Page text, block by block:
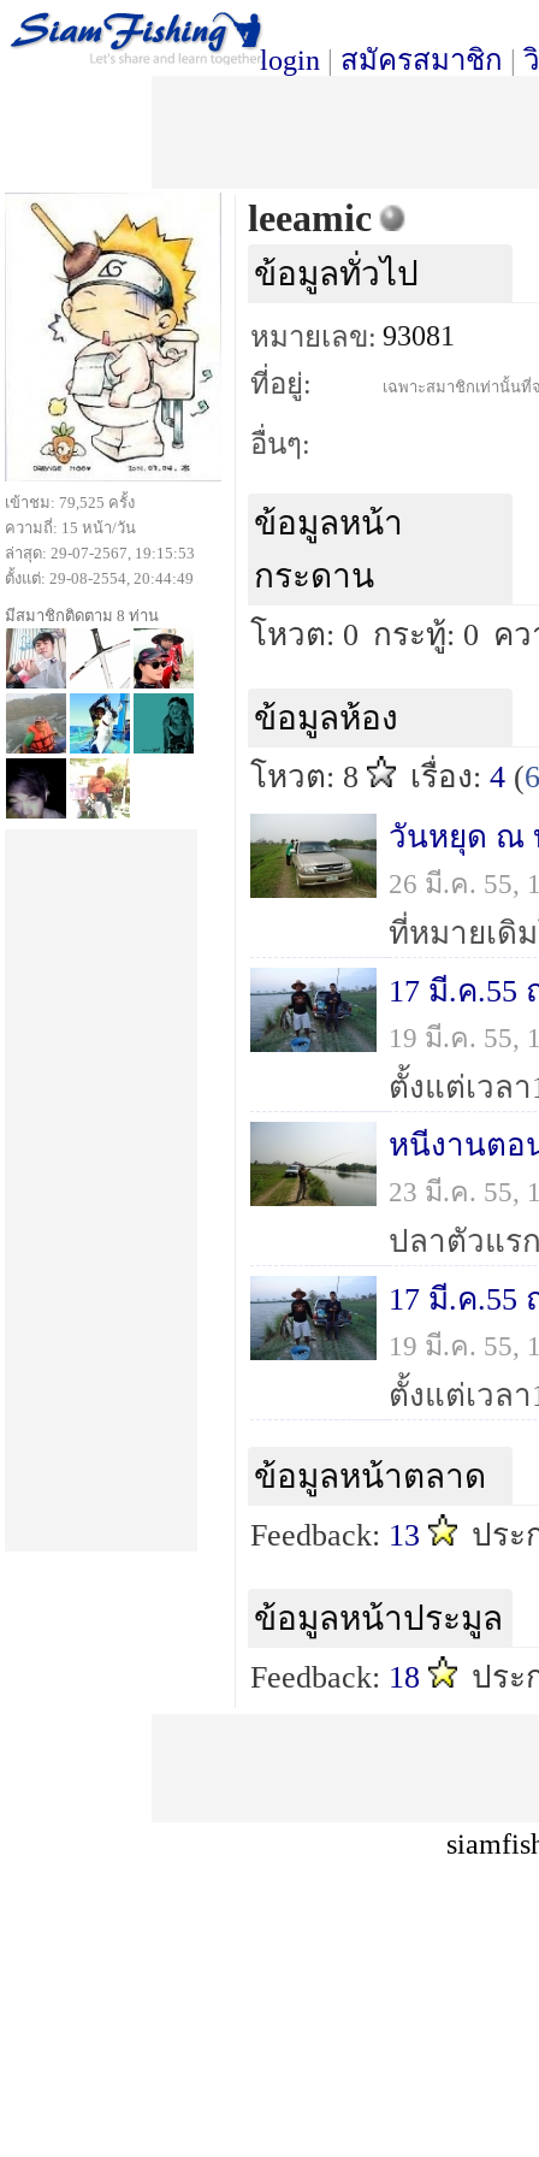
login | สมัครสมาชิก |
leeamic
ข้อมูลทั่วไป
หมายเลข: 93081
ที่อยู่:
เฉพาะสมาชิกเท่านั้นที่
อื่นๆ:
ข้อมูลหน้า
กระดาน
โหวต: 0 กระทู้: 0 ค
ข้อมูลห้อง
โหวต: 8 เรื่อง:4 (
วันหยุด ณ
26 มี.ค. 55,
ที่หมายเดิ
17 มี.ค.55
19 มี.ค. 55,
ตั้งแต่เวลา
หนีงานตอ
23 มี.ค. 55,
ปลาตัวแร
17 มี.ค.55
19 มี.ค. 55,
ตั้งแต่เวลา
ข้อมูลหน้าตลาด
Feedback: 13 ประ
ข้อมูลหน้าประมูล
Feedback: 18 ประ
เข้าชม: 79,525 ครั้ง
ความถี่: 15 หน้า/วัน
ล่าสุด: 29-07-2567, 19:15:53
ตั้งแต่: 29-08-2554, 20:44:49
มีสมาชิกติดตาม 8 ท่าน